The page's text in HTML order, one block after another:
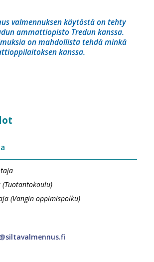
valmennuksen käytöstä on tehty
ammattiopisto Tredun kanssa.
on mahdollista tehdä minkä
kanssa.
(Tuotantokoulu)
(Vangin oppimispolku)